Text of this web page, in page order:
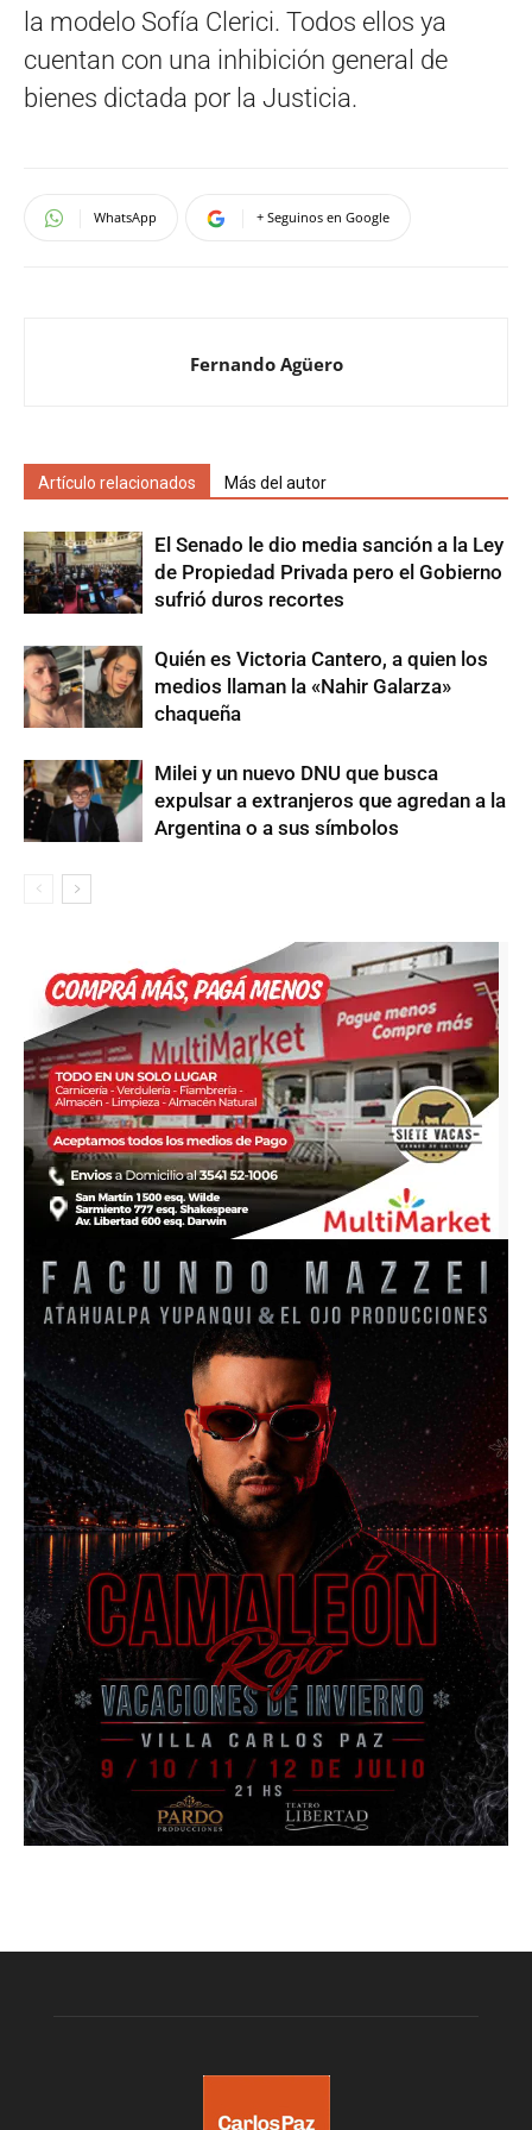
la modelo Sofía Clerici. Todos ellos ya
cuentan con una inhibición general de
bienes dictada por la Justicia.
WhatsApp + Seguinos en Google
Fernando Agüero
Artículo relacionados Más del autor
El Senado le dio media sanción a la Ley
de Propiedad Privada pero el Gobierno
sufrió duros recortes
Quién es Victoria Cantero, a quien los
medios llaman la «Nahir Galarza»
chaqueña
Milei y un nuevo DNU que busca
expulsar a extranjeros que agredan a la
Argentina o a sus símbolos